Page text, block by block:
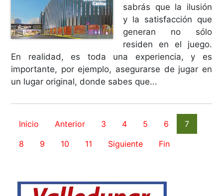
sabrás que la ilusión
y la satisfacción que
generan no sólo
residen en el juego.
En realidad, es toda una experiencia, y es
importante, por ejemplo, asegurarse de jugar en
un lugar original, donde sabes que...
Inicio Anterior 3 4 5 6
7
8
9 10 11 Siguiente Fin